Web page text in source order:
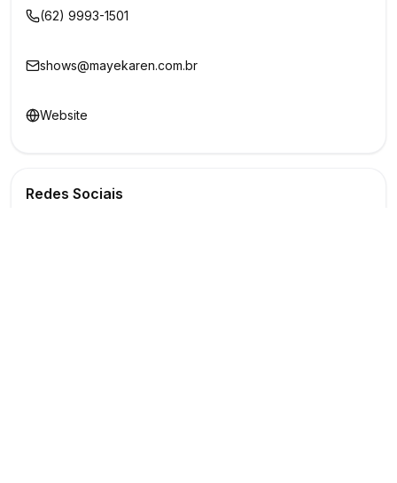
(62) 9993-1501
shows@mayekaren.com.br
Website
Redes Sociais